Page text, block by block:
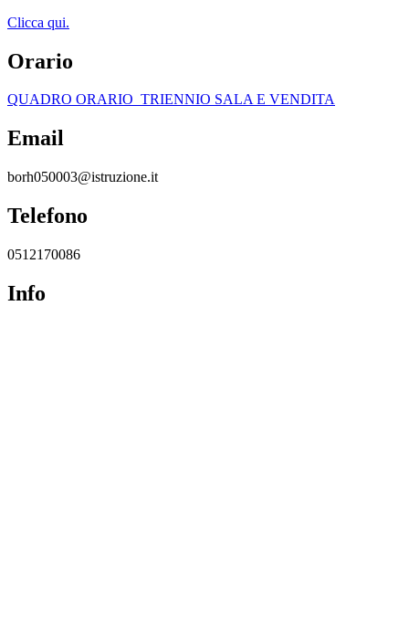
Clicca qui.
Orario
QUADRO ORARIO_TRIENNIO SALA E VENDITA
Email
borh050003@istruzione.it
Telefono
0512170086
Info